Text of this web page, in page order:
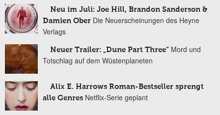
Neu im Juli: Joe Hill, Brandon Sanderson &
Damien Ober Die Neuerscheinungen des Heyne
Verlags
Neuer Trailer: „Dune Part Three“ Mord und
Totschlag auf dem Wüstenplaneten
Alix E. Harrows Roman-Bestseller sprengt
alle Genres Netflix-Serie geplant